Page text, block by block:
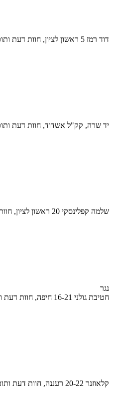
דוד רמז 5 ראשון לציון, חוות דעת ותוכנית הידרולוגית לניהול מי נגר
יד שרה, קק"ל אשדוד, חוות דעת
שלמה קפלינסקי 20
נגר
חטיבת גולני 16-21 חיפה, חוות דעת ותוכנית הידרולוגית לניהול מי נגר
קלאוזנר 20-22 רעננה, חוות דעת ותוכנית הידרולוגית לניהול מי נגר